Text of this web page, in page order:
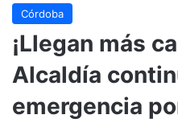
Córdoba
¡Llegan más
Alcaldía
emergencia